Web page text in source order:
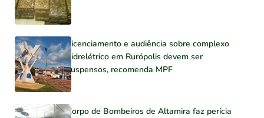
Licenciamento e audiência sobre complexo
hidrelétrico em Rurópolis devem ser
suspensos, recomenda MPF
Corpo de Bombeiros de Altamira faz perícia